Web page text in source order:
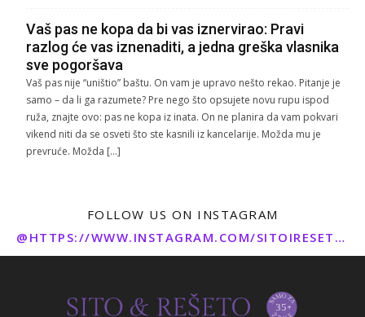
Vaš pas ne kopa da bi vas iznervirao: Pravi
razlog će vas iznenaditi, a jedna greška vlasnika
sve pogoršava
Vaš pas nije “uništio” baštu. On vam je upravo nešto rekao. Pitanje je
samo – da li ga razumete? Pre nego što opsujete novu rupu ispod
ruža, znajte ovo: pas ne kopa iz inata. On ne planira da vam pokvari
vikend niti da se osveti što ste kasnili iz kancelarije. Možda mu je
prevruće. Možda […]
FOLLOW US ON INSTAGRAM
@HTTPS://WWW.INSTAGRAM.COM/SITOIRESETO/